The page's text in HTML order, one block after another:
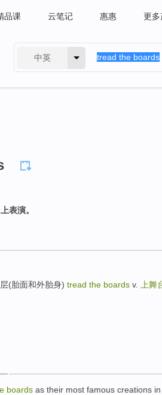
品课 云笔记 惠惠 更多
中英
表演。
(胎面和外胎身) tread the boards v. 上舞
boards as their most famous creations in